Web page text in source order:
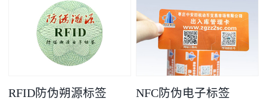
凸码，金/银底
RFID防伪朔源标签 NFC防伪电子标签